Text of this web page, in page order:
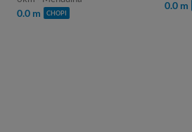
0.0 m CHOPI
0.0 m